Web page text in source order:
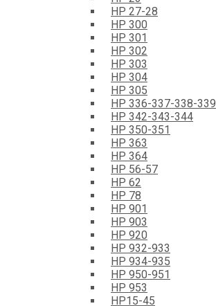
HP 27-28
HP 300
HP 301
HP 302
HP 303
HP 304
HP 305
HP 336-337-338-339
HP 342-343-344
HP 350-351
HP 363
HP 364
HP 56-57
HP 62
HP 78
HP 901
HP 903
HP 920
HP 932-933
HP 934-935
HP 950-951
HP 953
HP15-45